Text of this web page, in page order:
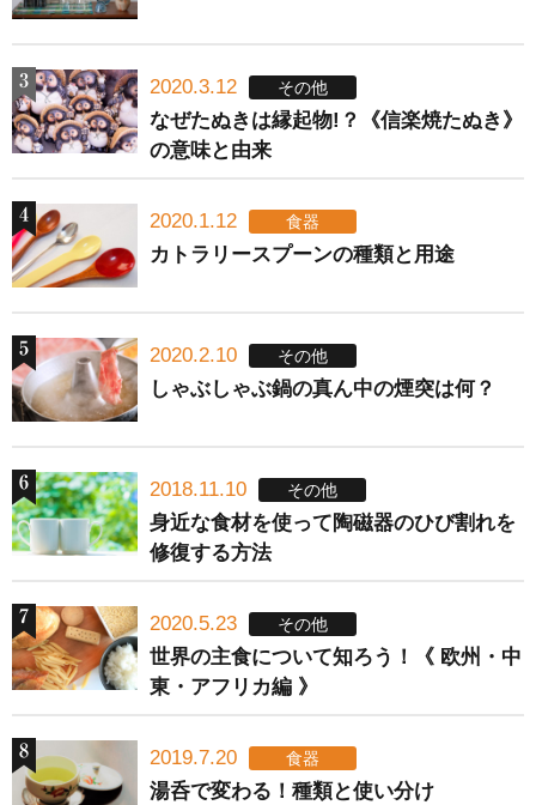
2020.3.12 その他
なぜたぬきは縁起物!？《信楽焼たぬき》
の意味と由来
2020.1.12 食器
カトラリースプーンの種類と用途
2020.2.10 その他
しゃぶしゃぶ鍋の真ん中の煙突は何？
2018.11.10 その他
身近な食材を使って陶磁器のひび割れを
修復する方法
2020.5.23 その他
世界の主食について知ろう！《 欧州・中
東・アフリカ編 》
2019.7.20 食器
湯呑で変わる！種類と使い分け